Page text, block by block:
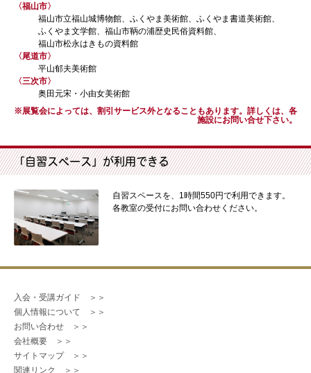
〈福山市〉
福山市立福山城博物館、ふくやま美術館、ふくやま書道美術館、
ふくやま文学館、福山市鞆の浦歴史民俗資料館、
福山市松永はきもの資料館
〈尾道市〉
平山郁夫美術館
〈三次市〉
奥田元宋・小由女美術館
※展覧会によっては、割引サービス外となることもあります。詳しくは、各
施設にお問い合せ下さい。
「自習スペース」が利用できる
自習スペースを、1時間550円で利用できます。
各教室の受付にお問い合わせください。
入会・受講ガイド　＞＞
個人情報について　＞＞
お問い合わせ　＞＞
会社概要　＞＞
サイトマップ　＞＞
関連リンク　＞＞